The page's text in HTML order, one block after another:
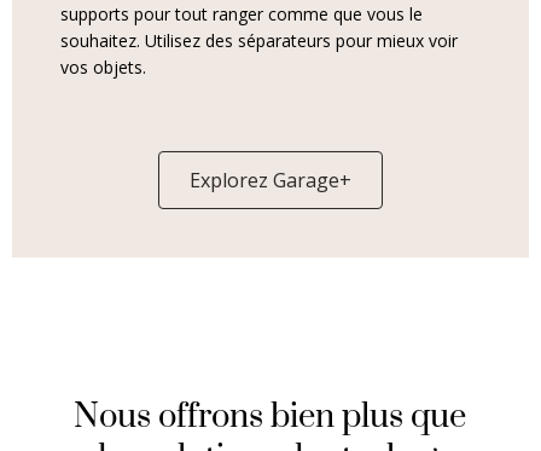
supports pour tout ranger comme que vous le
souhaitez. Utilisez des séparateurs pour mieux voir
vos objets.
Explorez Garage+
Nous offrons bien plus que